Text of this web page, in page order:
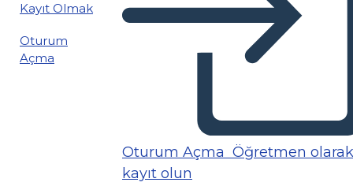
Kayıt Olmak
Oturum
Açma
Oturum Açma Öğretmen olarak
kayıt olun